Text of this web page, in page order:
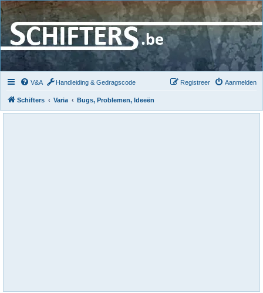
V&A Handleiding & Gedragscode Aanmelden
Registreer
Schifters Varia Bugs, Problemen, Ideeën